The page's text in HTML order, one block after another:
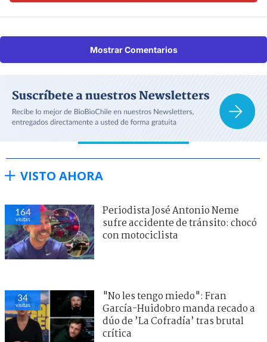
Mostrar Comentarios
VISTO AHORA
164
visitas
Periodista José Antonio Neme
sufre accidente de tránsito: chocó
con motociclista
34
visitas
"No les tengo miedo": Fran
García-Huidobro manda recado a
dúo de ’La Cofradía’ tras brutal
crítica